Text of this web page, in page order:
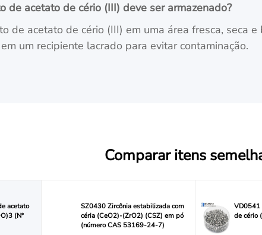
de acetato de cério (III) deve ser armazenado?
de acetato de cério (III) em uma área fresca, seca
um recipiente lacrado para evitar contaminação.
Comparar itens
acetato
(Nº
SZ0430 Zircônia estabilizada com
céria (CeO2)-(ZrO2) (CSZ) em pó
(número CAS 53169-24-7)
VD0541
de cério